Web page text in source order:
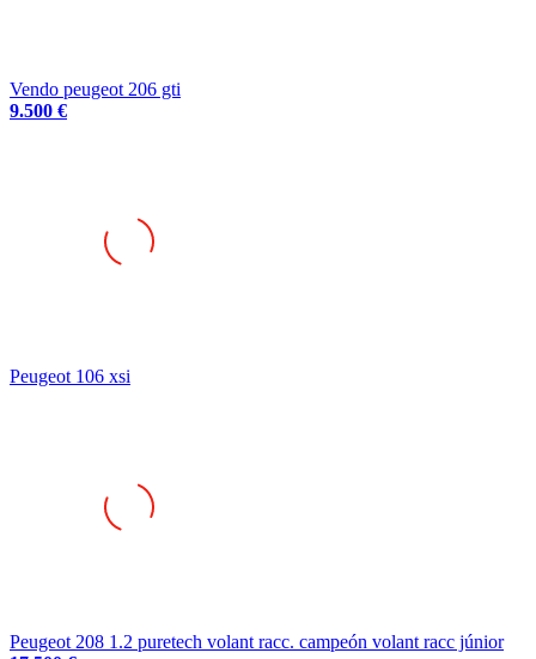
Vendo peugeot 206 gti
9.500 €
Peugeot 106 xsi
Peugeot 208 1.2 puretech volant racc. campeón volant racc júnior